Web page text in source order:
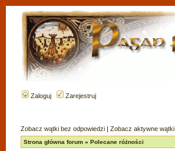
Zaloguj Zarejestruj
Zobacz wątki bez odpowiedzi | Zobacz aktywne wątki
Strona główna forum » Polecane różności